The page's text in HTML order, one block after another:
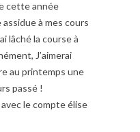
cette année
à mes cours
lâché la course à
J’aimerai
au printemps une
passé !
le compte élise